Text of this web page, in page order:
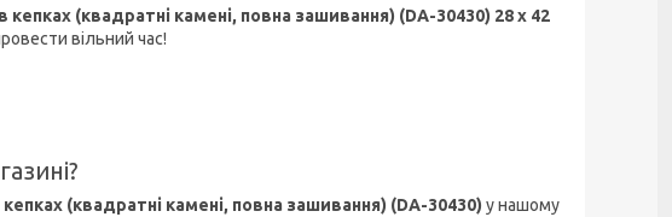
(квадратні камені, повна зашивання) (DA-30430) 28 х 42
вільний час!
(квадратні камені, повна зашивання) (DA-30430) у нашому